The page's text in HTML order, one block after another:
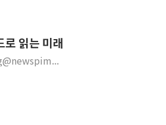
읽는 미래